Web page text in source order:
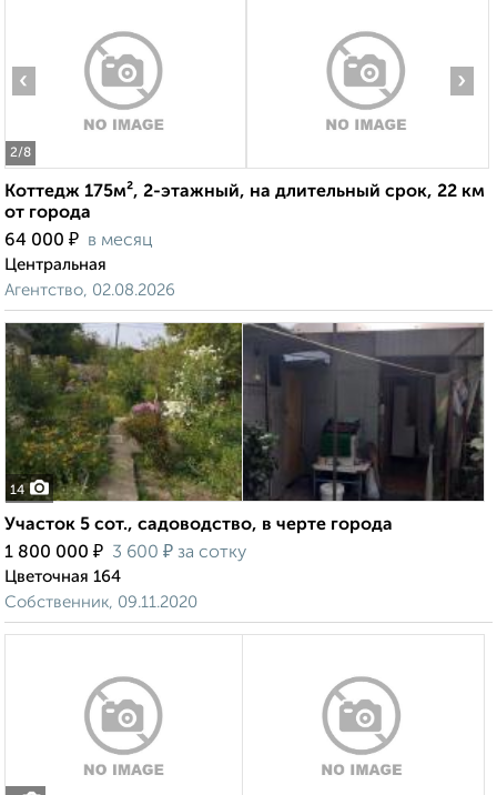
2/8
‹ ›
Коттедж 175м², 2-этажный, на длительный срок, 22 км
от города
64 000 ₽ в месяц
Центральная
Агентство, 02.08.2026
14
Участок 5 сот., садоводство, в черте города
1 800 000 ₽ 3 600 ₽ за сотку
Цветочная 164
Собственник, 09.11.2020